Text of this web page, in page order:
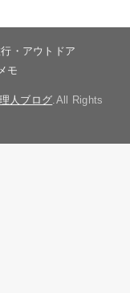
・アウトドア
モ
人ブログ .All Rights